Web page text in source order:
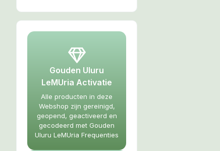
Gouden Uluru
LeMUria Activatie
Alle producten in deze
Webshop zijn gereinigd,
geopend, geactiveerd en
gecodeerd met Gouden
Uluru LeMUria Frequenties